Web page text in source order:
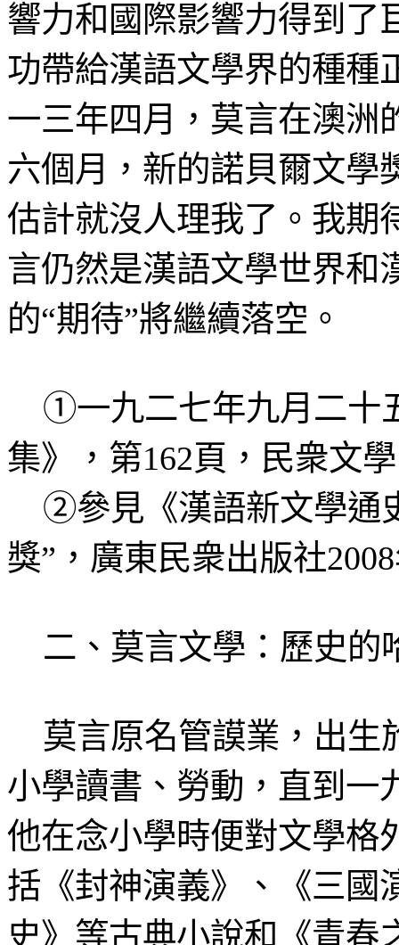
響力和國際影響力得到了
功帶給漢語文學界的種種
一三年四月，莫言在澳洲
六個月，新的諾貝爾文學
估計就沒人理我了。我期
言仍然是漢語文學世界和
的“期待”將繼續落空。
①一九二七年九月二十
集》，第162頁，民衆文
②參見《漢語新文學通
獎”，廣東民衆出版社
二、莫言文學：歷史的
莫言原名管謨業，出生
小學讀書、勞動，直到一
他在念小學時便對文學格
括《封神演義》、《三國
史》等古典小說和《青春